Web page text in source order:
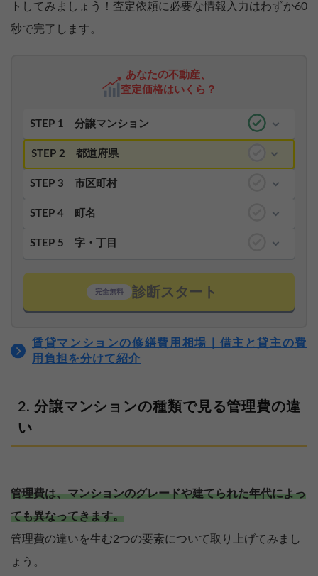
トしてみましょう！査定依頼に必要な情報入力はわずか60
秒で完了します。
あなたの不動産、
査定価格はいくら？
STEP 1 分譲マンション
STEP 2 都道府県
STEP 3 市区町村
STEP 4 町名
STEP 5 字・丁目
完全無料 診断スタート
賃貸マンションの修繕費用相場｜借主と貸主の費
用負担を分けて紹介
分譲マンションの種類で見る管理費の違
い
管理費は、マンションのグレードや建てられた年代によっ
ても異なってきます。
管理費の違いを生む2つの要素について取り上げてみまし
ょう。